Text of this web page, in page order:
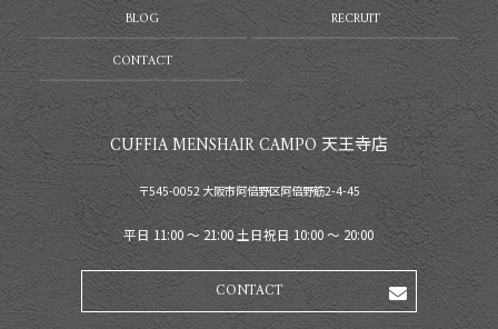
BLOG
RECRUIT
CONTACT
CUFFIA MENSHAIR CAMPO 天王寺店
〒545-0052 大阪市阿倍野区阿倍野筋2-4-45
平日 11:00 〜 21:00 土日祝日 10:00 〜 20:00
CONTACT